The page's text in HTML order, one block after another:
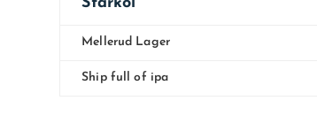
Mellerud Lager
Ship full of ipa